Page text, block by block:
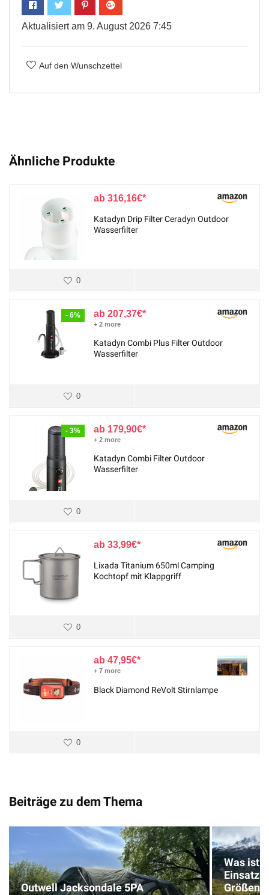
Aktualisiert am 9. August 2026 7:45
Auf den Wunschzettel
Ähnliche Produkte
316,16€
Katadyn Drip Filter Ceradyn Outdoor
Wasserfilter
0
- 6% 207,37€
+ 2 more
Katadyn Combi Plus Filter Outdoor
Wasserfilter
0
- 3% 179,90€
+ 2 more
Katadyn Combi Filter Outdoor
Wasserfilter
0
33,99€
Lixada Titanium 650ml Camping
Kochtopf mit Klappgriff
0
47,95€
+ 7 more
Black Diamond ReVolt Stirnlampe
0
Beiträge zu dem Thema
Outwell Jacksondale 5PA
Was ist
Größen